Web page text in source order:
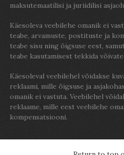
maksutemaatilisi ja juriidilisi
Käesoleva veebilehe omanik ei
teabe, arvamuste, postituste ja
teabe sisu ning õigsuse eest,
teabe kasutamisest tekkida
Käesoleval veebilehel võidakse
reklaami, mille õigsuse ja
omanik ei vastuta. Veebilehel
reklaame, mille eest veebilehe
kompensatsiooni.